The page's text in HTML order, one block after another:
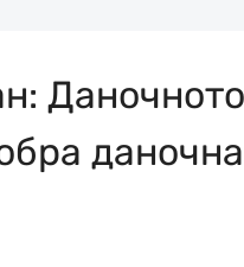
Даночното
даночна